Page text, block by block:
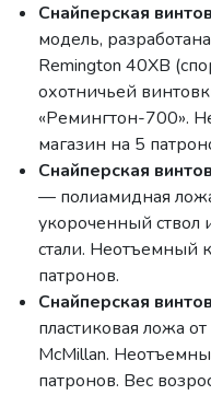
Снайперская
модель,
Remington 40ХВ
охотничьей
«Ремингтон-700».
магазин на 5
Снайперская
— полиамидная
укороченный
стали. Неотъемный
патронов.
Снайперская
пластиковая ложа
McMillan.
патронов. Вес